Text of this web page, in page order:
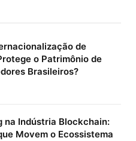
de
o Patrimônio de
Brasileiros?
na Indústria Blockchain:
Movem o Ecossistema